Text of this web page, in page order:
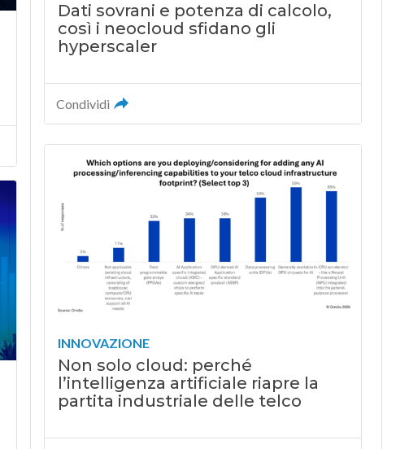
Dati sovrani e potenza di calcolo,
così i neocloud sfidano gli
hyperscaler
Condividi
INNOVAZIONE
Non solo cloud: perché
l’intelligenza artificiale riapre la
partita industriale delle telco